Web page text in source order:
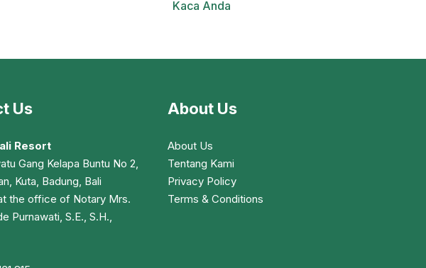
Kaca Anda
Us
Resort
Gang Kelapa Buntu No 2,
Kuta, Badung, Bali
the office of Notary Mrs.
Purnawati, S.E., S.H.,
About Us
About Us
Tentang Kami
Privacy Policy
Terms & Conditions